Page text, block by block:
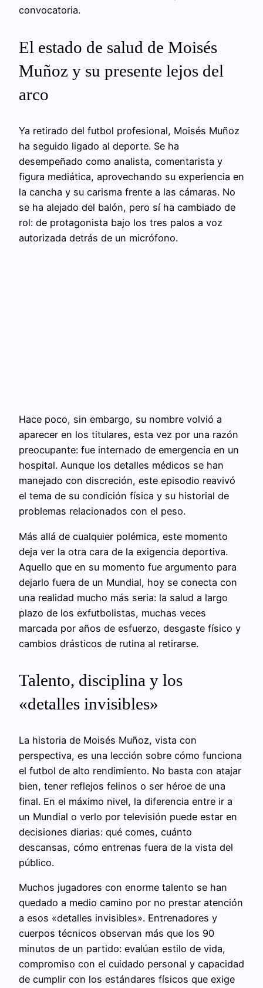
convocatoria.
El estado de salud de Moisés
Muñoz y su presente lejos del
arco
Ya retirado del futbol profesional, Moisés Muñoz
ha seguido ligado al deporte. Se ha
desempeñado como analista, comentarista y
figura mediática, aprovechando su experiencia en
la cancha y su carisma frente a las cámaras. No
se ha alejado del balón, pero sí ha cambiado de
rol: de protagonista bajo los tres palos a voz
autorizada detrás de un micrófono.
Hace poco, sin embargo, su nombre volvió a
aparecer en los titulares, esta vez por una razón
preocupante: fue internado de emergencia en un
hospital. Aunque los detalles médicos se han
manejado con discreción, este episodio reavivó
el tema de su condición física y su historial de
problemas relacionados con el peso.
Más allá de cualquier polémica, este momento
deja ver la otra cara de la exigencia deportiva.
Aquello que en su momento fue argumento para
dejarlo fuera de un Mundial, hoy se conecta con
una realidad mucho más seria: la salud a largo
plazo de los exfutbolistas, muchas veces
marcada por años de esfuerzo, desgaste físico y
cambios drásticos de rutina al retirarse.
Talento, disciplina y los
«detalles invisibles»
La historia de Moisés Muñoz, vista con
perspectiva, es una lección sobre cómo funciona
el futbol de alto rendimiento. No basta con atajar
bien, tener reflejos felinos o ser héroe de una
final. En el máximo nivel, la diferencia entre ir a
un Mundial o verlo por televisión puede estar en
decisiones diarias: qué comes, cuánto
descansas, cómo entrenas fuera de la vista del
público.
Muchos jugadores con enorme talento se han
quedado a medio camino por no prestar atención
a esos «detalles invisibles». Entrenadores y
cuerpos técnicos observan más que los 90
minutos de un partido: evalúan estilo de vida,
compromiso con el cuidado personal y capacidad
de cumplir con los estándares físicos que exige